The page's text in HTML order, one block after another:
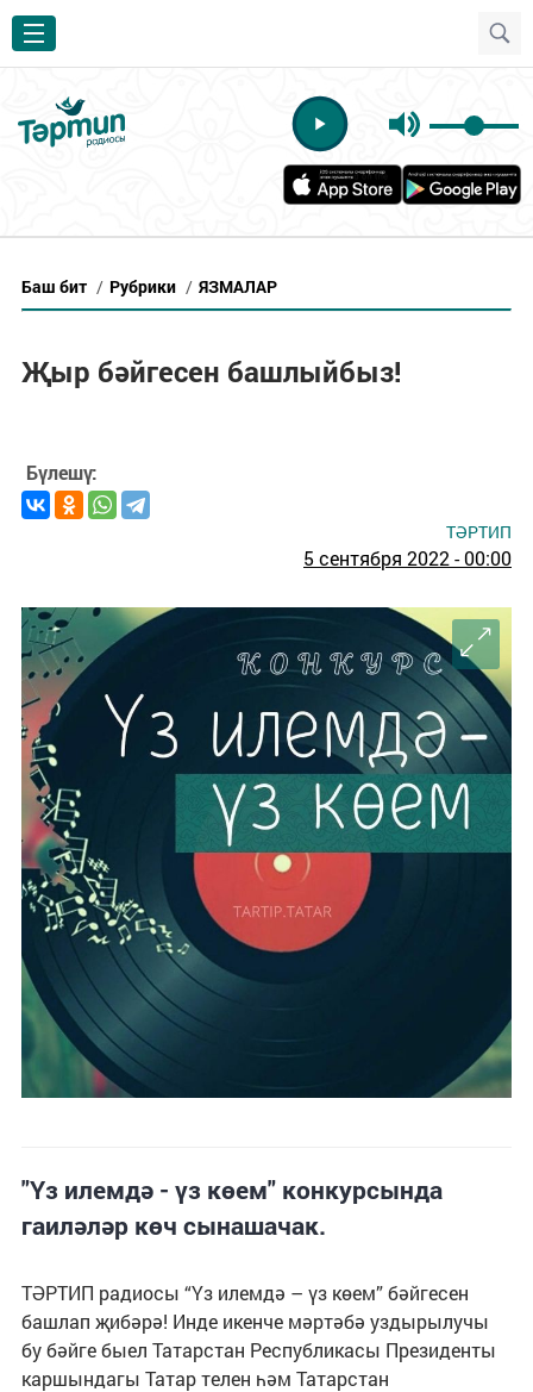
Баш бит / Рубрики / ЯЗМАЛАР
Җыр бәйгесен башлыйбыз!
Бүлешү:
ТӘРТИП
5 сентября 2022 - 00:00
"Үз илемдә - үз көем" конкурсында
гаиләләр көч сынашачак.
ТӘРТИП радиосы “Үз илемдә – үз көем” бәйгесен
башлап җибәрә! Инде икенче мәртәбә уздырылучы
бу бәйге быел Татарстан Республикасы Президенты
каршындагы Татар телен һәм Татарстан